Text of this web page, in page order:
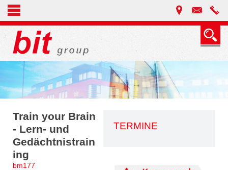
TERMINE
Train your Brain
- Lern- und
Gedächtnistrain
ing
bm177